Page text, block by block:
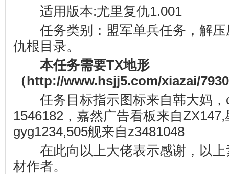
适用版本:尤里复仇1.001
任务类别：盟军单兵任务，解压
仇根目录。
本任务需要TX地形
（ http://www.hsjj5.com/xiazai/
任务目标指示图标来自韩大妈，
1546182，嘉然广告看板来自
gyg1234,505舰来自z3481048
在此向以上大佬表示感谢，以上
材作者。